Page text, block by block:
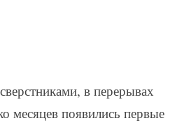
в перерывах
месяцев появились первые